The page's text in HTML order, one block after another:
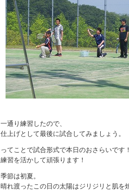
一通り練習したので、
仕上げとして最後に試合してみましょう。
ってことで試合形式で本日のおさらいです！
練習を活かして頑張ります！
季節は初夏。
晴れ渡ったこの日の太陽はジリジリと肌を